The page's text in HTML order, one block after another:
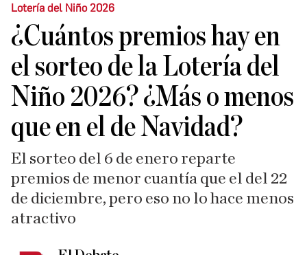
Lotería del Niño 2026
¿Cuántos premios hay en
el sorteo de la Lotería del
Niño 2026? ¿Más o menos
que en el de Navidad?
El sorteo del 6 de enero reparte
premios de menor cuantía que el del 22
de diciembre, pero eso no lo hace menos
atractivo